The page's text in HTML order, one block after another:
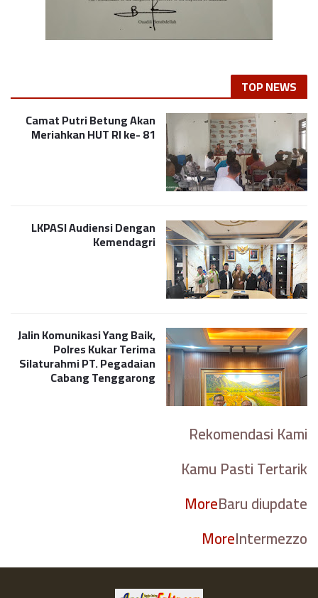
TOP NEWS
Camat Putri Betung Akan
Meriahkan HUT RI ke- 81
LKPASI Audiensi Dengan
Kemendagri
Jalin Komunikasi Yang Baik,
Polres Kukar Terima
Silaturahmi PT. Pegadaian
Cabang Tenggarong
Rekomendasi Kami
Kamu Pasti Tertarik
MoreBaru diupdate
MoreIntermezzo